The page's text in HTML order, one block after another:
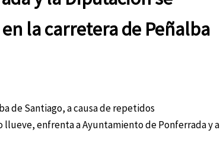
la carretera de Peñalba
de Santiago, a causa de repetidos
enfrenta a Ayuntamiento de Ponferrada y a